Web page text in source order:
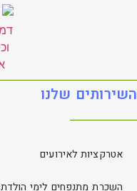
השירותים שלנו
אטרקציות לאירועים
השכרת מתנפחים לימי הולדת